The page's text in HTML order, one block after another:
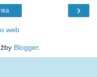
›
web
Blogger.